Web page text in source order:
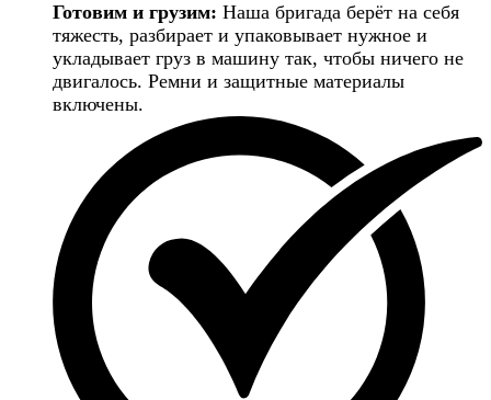
Готовим и грузим: Наша бригада берёт на себя
тяжесть, разбирает и упаковывает нужное и
укладывает груз в машину так, чтобы ничего не
двигалось. Ремни и защитные материалы
включены.